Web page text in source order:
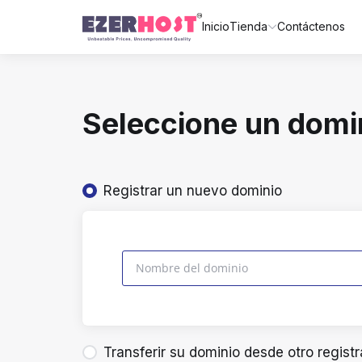
InicioTienda Contáctenos
Seleccione un
Registrar un nuevo dominio
Transferir su dominio desde otro